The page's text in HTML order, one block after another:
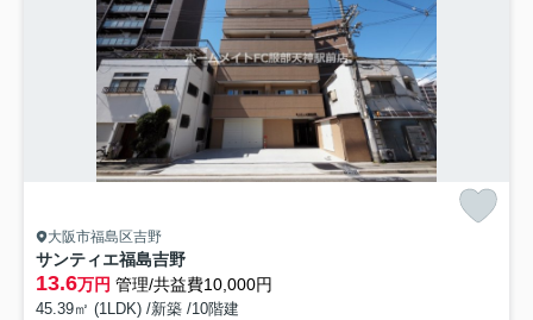
大阪市福島区吉野
サンティエ福島吉野
13.6万円 管理/共益費10,000円
45.39㎡ (1LDK) /新築 /10階建